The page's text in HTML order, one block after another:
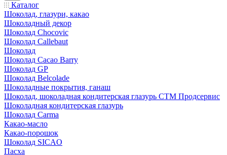
Каталог
Шоколад, глазури, какао
Шоколадный декор
Шоколад Chocovic
Шоколад Callebaut
Шоколад
Шоколад Cacao Barry
Шоколад GP
Шоколад Belcolade
Шоколадные покрытия, ганаш
Шоколад, шоколадная кондитерская глазурь СТМ Продсервис
Шоколадная кондитерская глазурь
Шоколад Carma
Какао-масло
Какао-порошок
Шоколад SICAO
Пасха